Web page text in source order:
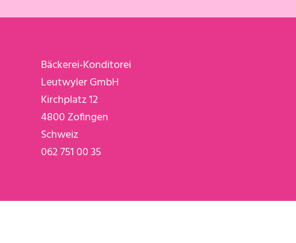
Bäckerei-Konditorei
Leutwyler GmbH
Kirchplatz 12
4800 Zofingen
Schweiz
062 751 00 35